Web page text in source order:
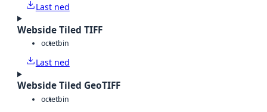
Last ned
Webside Tiled TIFF
octetbin
Last ned
Webside Tiled GeoTIFF
octetbin